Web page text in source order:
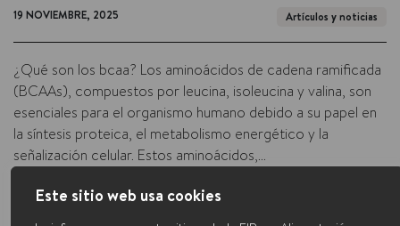
Este sitio web usa cookies
19 NOVIEMBRE, 2025 Artículos y noticias
¿Qué son los bcaa? Los aminoácidos de cadena ramificada
(BCAAs), compuestos por leucina, isoleucina y valina, son
esenciales para el organismo humano debido a su papel en
la síntesis proteica, el metabolismo energético y la
señalización celular. Estos aminoácidos,...